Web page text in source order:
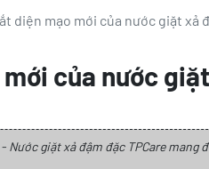
diện mạo mới của nước giặt xả
của nước
giặt xả đậm đặc TPCare